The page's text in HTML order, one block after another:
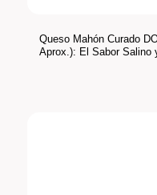
Queso Mahón Curado
Aprox.): El Sabor Salino